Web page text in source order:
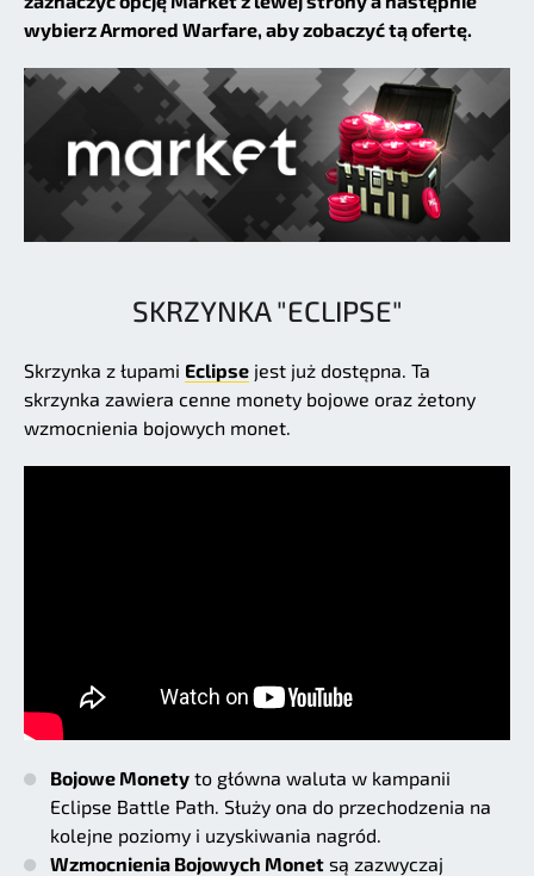
wybierz Armored Warfare, aby zobaczyć tą ofertę.
SKRZYNKA "ECLIPSE"
Skrzynka z łupami Eclipse jest już dostępna. Ta
skrzynka zawiera cenne monety bojowe oraz żetony
wzmocnienia bojowych monet.
Bojowe Monety to główna waluta w kampanii
Eclipse Battle Path. Służy ona do przechodzenia na
kolejne poziomy i uzyskiwania nagród.
Wzmocnienia Bojowych Monet są zazwyczaj